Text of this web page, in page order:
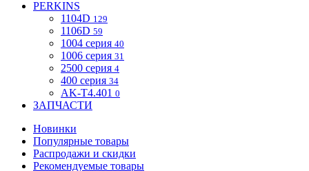
PERKINS
1104D 129
1106D 59
1004 серия 40
1006 серия 31
2500 серия 4
400 серия 34
AK-T4.401 0
ЗАПЧАСТИ
Новинки
Популярные товары
Распродажи и скидки
Рекомендуемые товары